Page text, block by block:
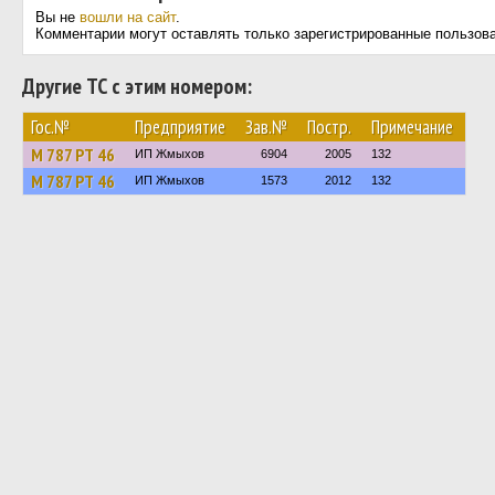
Вы не вошли на сайт.
Комментарии могут оставлять только зарегистрированные
Другие ТС с этим номером:
Гос.№ Предприятие Зав.№ Постр. Примечание
М 787 РТ 46 ИП Жмыхов 6904 2005 132
М 787 РТ 46 ИП Жмыхов 1573 2012 132